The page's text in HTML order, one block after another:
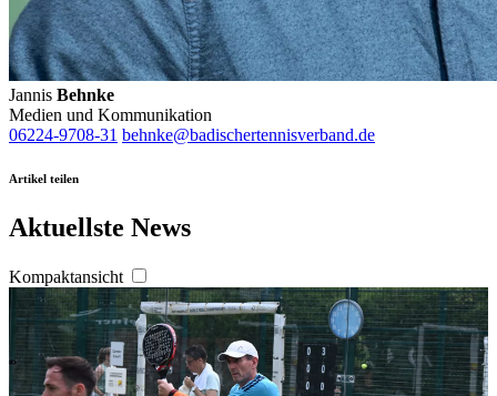
Jannis Behnke
Medien und Kommunikation
06224-9708-31 behnke@badischertennisverband.de
Artikel teilen
Aktuellste News
Kompaktansicht